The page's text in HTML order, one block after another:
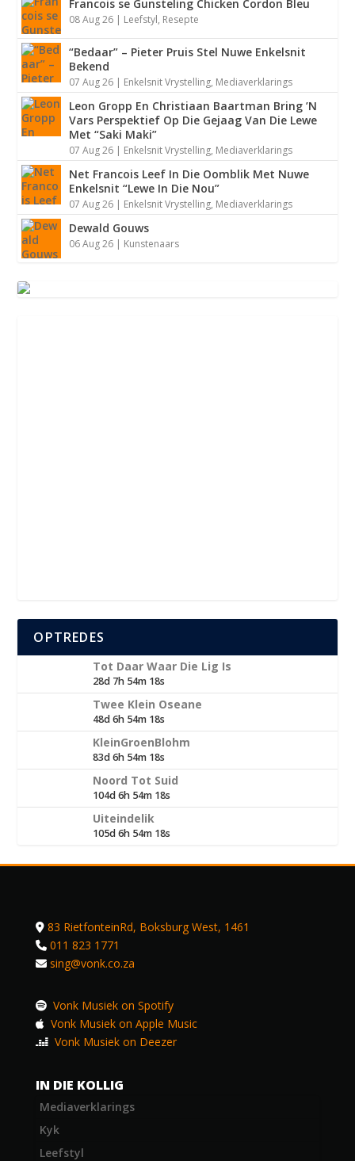
Francois se Gunsteling Chicken Cordon Bleu
08 Aug 26 | Leefstyl, Resepte
“Bedaar” – Pieter Pruis Stel Nuwe Enkelsnit
Bekend
07 Aug 26 | Enkelsnit Vrystelling, Mediaverklarings
Leon Gropp En Christiaan Baartman Bring ’N
Vars Perspektief Op Die Gejaag Van Die Lewe
Met “Saki Maki”
07 Aug 26 | Enkelsnit Vrystelling, Mediaverklarings
Net Francois Leef In Die Oomblik Met Nuwe
Enkelsnit “Lewe In Die Nou”
07 Aug 26 | Enkelsnit Vrystelling, Mediaverklarings
Dewald Gouws
06 Aug 26 | Kunstenaars
OPTREDES
Tot Daar Waar Die Lig Is
28d 7h 54m 18s
Twee Klein Oseane
48d 6h 54m 18s
KleinGroenBlohm
83d 6h 54m 18s
Noord Tot Suid
104d 6h 54m 18s
Uiteindelik
105d 6h 54m 18s
83 RietfonteinRd, Boksburg West, 1461
011 823 1771
sing@vonk.co.za
Vonk Musiek on Spotify
Vonk Musiek on Apple Music
Vonk Musiek on Deezer
IN DIE KOLLIG
Mediaverklarings
Kyk
Leefstyl